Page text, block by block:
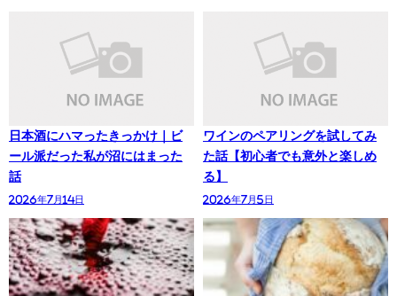
日本酒にハマったきっかけ｜ビ
ール派だった私が沼にはまった
話
2026年7月14日
ワインのペアリングを試してみ
た話【初心者でも意外と楽しめ
る】
2026年7月5日